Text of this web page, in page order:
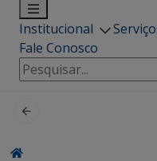
Institucional
Fale Conosco
Pesquisar
por: